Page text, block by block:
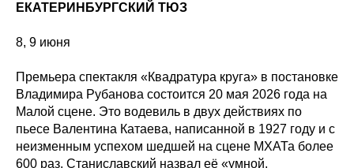
ЕКАТЕРИНБУРГСКИЙ ТЮЗ
8, 9 июня
Премьера спектакля «Квадратура круга» в постановке
Владимира Рубанова состоится 20 мая 2026 года на
Малой сцене. Это водевиль в двух действиях по
пьесе Валентина Катаева, написанной в 1927 году и с
неизменным успехом шедшей на сцене МХАТа более
600 раз. Станиславский назвал её «умной,